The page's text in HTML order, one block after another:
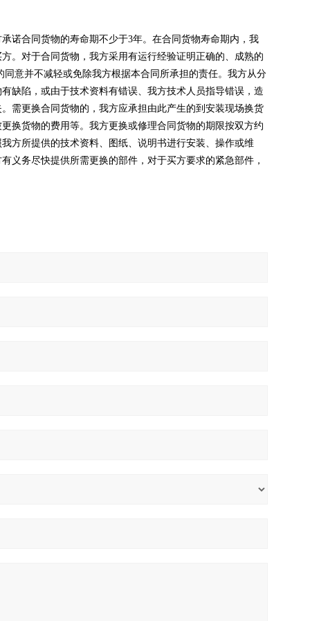
诺合同货物的寿命期不少于3年。在合同货物寿命期内，我
。对于合同货物，我方采用有运行经验证明正确的、成熟的
意并不减轻或免除我方根据本合同所承担的责任。我方从分
缺陷，或由于技术资料有错误、我方技术人员指导错误，造
需更换合同货物的，我方应承担由此产生的到安装现场换货
换货物的费用等。我方更换或修理合同货物的期限按双方约
方所提供的技术资料、图纸、说明书进行安装、操作或维
义务尽快提供所需更换的部件，对于买方要求的紧急部件，